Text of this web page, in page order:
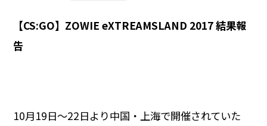
【CS:GO】ZOWIE eXTREAMSLAND 2017 結果報
告
10月19日～22日より中国・上海で開催されていた